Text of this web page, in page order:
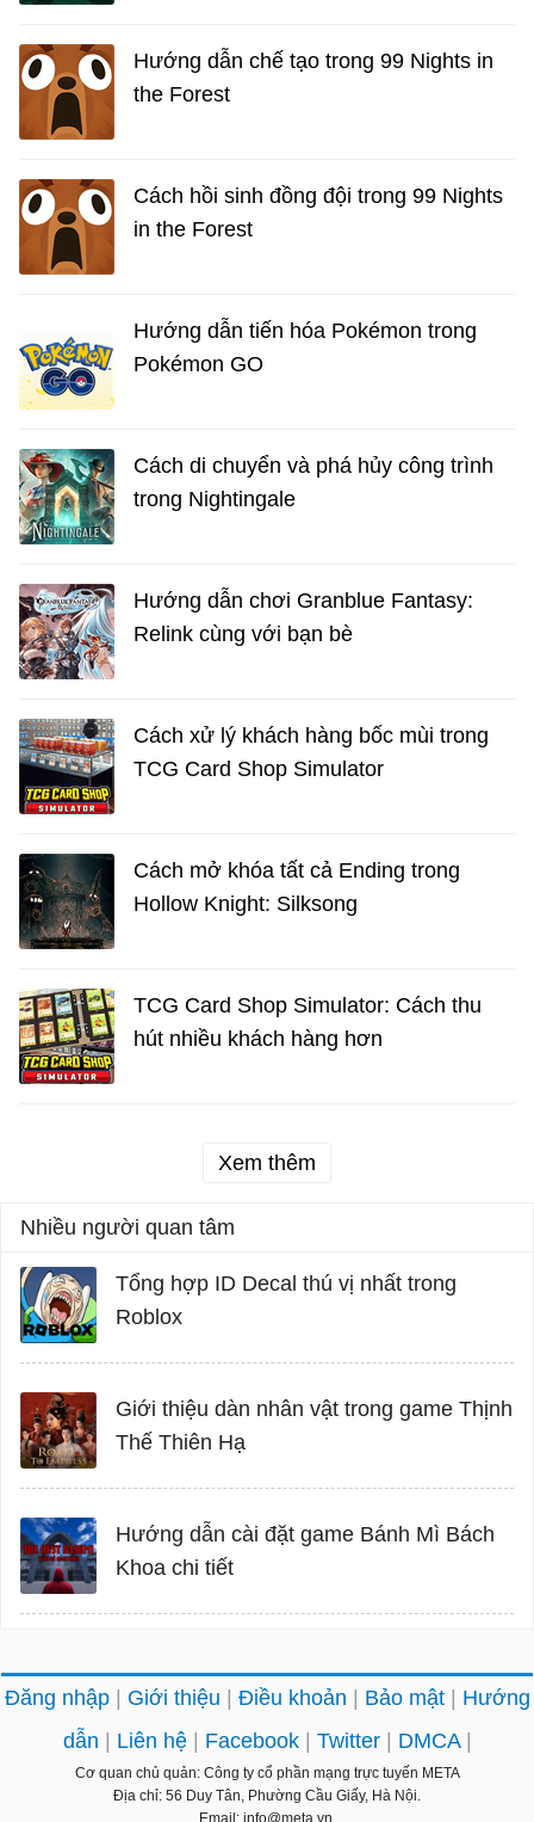
Hướng dẫn chế tạo trong 99 Nights in
the Forest
Cách hồi sinh đồng đội trong 99 Nights
in the Forest
Hướng dẫn tiến hóa Pokémon trong
Pokémon GO
Cách di chuyển và phá hủy công trình
trong Nightingale
Hướng dẫn chơi Granblue Fantasy:
Relink cùng với bạn bè
Cách xử lý khách hàng bốc mùi trong
TCG Card Shop Simulator
Cách mở khóa tất cả Ending trong
Hollow Knight: Silksong
TCG Card Shop Simulator: Cách thu
hút nhiều khách hàng hơn
Xem thêm
Nhiều người quan tâm
Tổng hợp ID Decal thú vị nhất trong
Roblox
Giới thiệu dàn nhân vật trong game Thịnh
Thế Thiên Hạ
Hướng dẫn cài đặt game Bánh Mì Bách
Khoa chi tiết
Đăng nhập Giới thiệu Điều khoản Bảo mật
Hướng
dẫn
Liên hệ Facebook Twitter DMCA
Cơ quan chủ quản: Công ty cổ phần mạng trực tuyến META
Địa chỉ: 56 Duy Tân, Phường Cầu Giấy, Hà Nội.
Email: info@meta.vn.